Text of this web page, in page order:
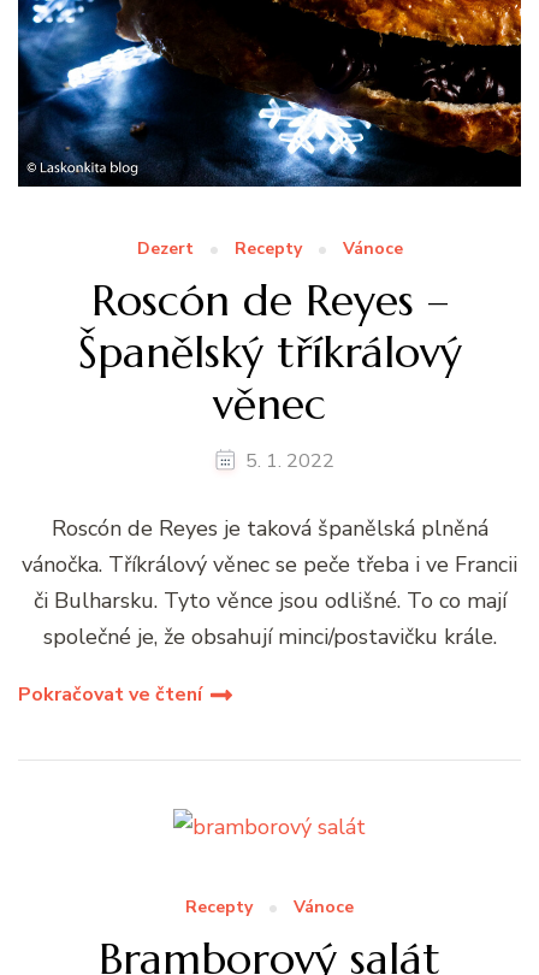
Dezert Recepty Vánoce
Roscón de Reyes –
Španělský tříkrálový
věnec
5. 1. 2022
Roscón de Reyes je taková španělská plněná
vánočka. Tříkrálový věnec se peče třeba i ve Francii
či Bulharsku. Tyto věnce jsou odlišné. To co mají
společné je, že obsahují minci/postavičku krále.
Pokračovat ve čtení
Recepty Vánoce
Bramborový salát